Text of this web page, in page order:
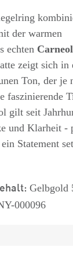
der warmen
echten
zeigt sich in
Ton, der je
faszinierende
gilt seit
und Klarheit -
Statement
Gelbgold
000096